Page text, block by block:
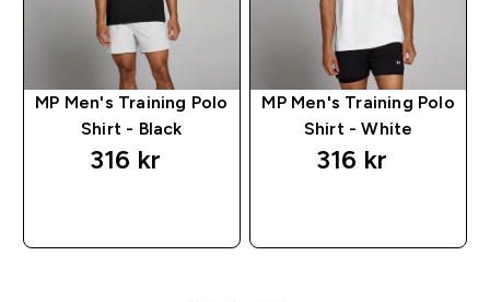
MP Men's Training Polo
Shirt - Black
316 kr‎
MP Men's Training Polo
Shirt - White
316 kr‎